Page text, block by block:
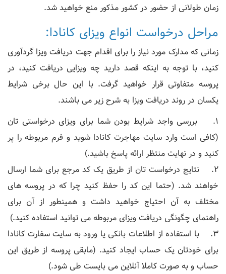
زمان طولانی از حضور در کشور مذکور منع خواهید شد.
مراحل درخواست انواع ویزای کانادا:
زمانی که مدارک مورد نیاز را برای اقدام جهت دریافت ویزا گردآوری
کنید، با توجه به اینکه قصد دارید چه ویزایی دریافت کنید، در
پروسه متفاوتی قرار خواهید گرفت. با این حال برخی شرایط
یکسان در روند دریافت ویزا به شرح زیر می باشند.
1. بررسی واجد شرایط بودن شما برای ویزای درخواستی تان
(کافی است وارد سایت مهاجرت کانادا شوید و فرم مربوطه را پر
کنید و در نهایت منتظر ارائه پاسخ باشید.)
2. نتایج درخواست تان از طریق یک کد مرجع برای شما ارسال
خواهند شد. (حتما این کد را حفظ کنید چرا که در پروسه های
مختلف به آن احتیاج خواهید داشت و همینطور از آن برای
راهنمای چگونگی دریافت ویزای مربوطه می توانید استفاده کنید.)
3. با استفاده از اطلاعات بانکی یا ورود به سایت سفارت کانادا
برای خودتان یک حساب ایجاد کنید. (مابقی پروسه از طریق این
حساب و به صورت کاملا آنلاین می بایست طی شود.)